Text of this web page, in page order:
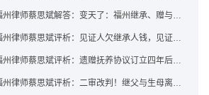
福州律师蔡思斌解答：变天了：福州继承、赠与房产转让要收20%个税？福州国税官方回复来了！
福州律师蔡思斌评析：见证人欠继承人钱，见证遗嘱还有效吗？
福州律师蔡思斌评析：遗赠抚养协议订立四年后丧失民事行为能力，协议有效吗？
福州律师蔡思斌评析：二审改判！继父与生母离婚后，曾受其抚养的继子女是否仍享有继承权？